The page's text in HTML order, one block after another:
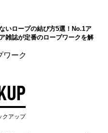
いロープの結び方5選！No.1ア
雑誌が定番のロープワークを解
ワーク
クアップ